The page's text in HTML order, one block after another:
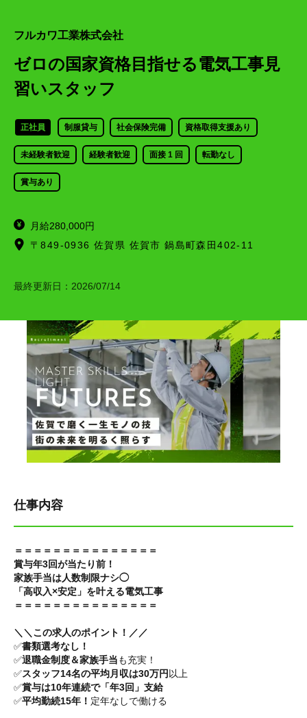
フルカワ工業株式会社
ゼロの国家資格目指せる電気工事見
習いスタッフ
正社員 制服貸与 社会保険完備 資格取得支援あり
未経験者歓迎 経験者歓迎 面接 1 回 転勤なし
賞与あり
月給280,000円
〒849-0936 佐賀県 佐賀市 鍋島町森田402-11
最終更新日： 2026/07/14
仕事内容
＝＝＝＝＝＝＝＝＝＝＝＝＝＝＝
賞与年3回が当たり前！
家族手当は人数制限ナシ◯
「高収入×安定」を叶える電気工事
＝＝＝＝＝＝＝＝＝＝＝＝＝＝＝
＼＼この求人のポイント！／／
✅️書類選考なし！
✅️退職金制度＆家族手当も充実！
✅️スタッフ14名の平均月収は30万円 以上
✅️賞与は10年連続で「年3回」支給
✅️平均勤続15年！ 定年なしで働ける